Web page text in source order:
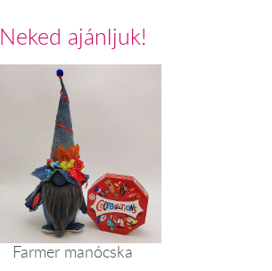
Neked ajánljuk!
Farmer manócska